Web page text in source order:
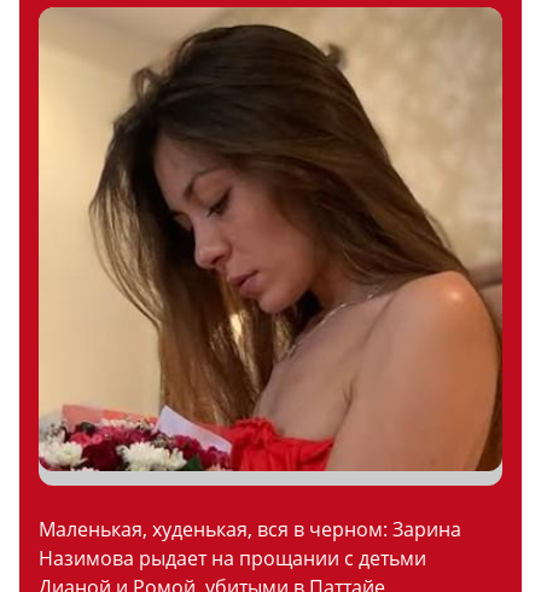
Маленькая, худенькая, вся в черном: Зарина
Назимова рыдает на прощании с детьми